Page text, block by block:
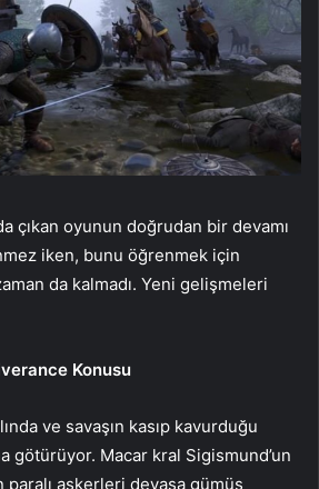
çıkan oyunun doğrudan bir devamı
iken, bunu öğrenmek için
da kalmadı. Yeni gelişmeleri
Konusu
ve savaşın kasıp kavurduğu
götürüyor. Macar kral Sigismund’un
paralı askerleri devasa gümüş